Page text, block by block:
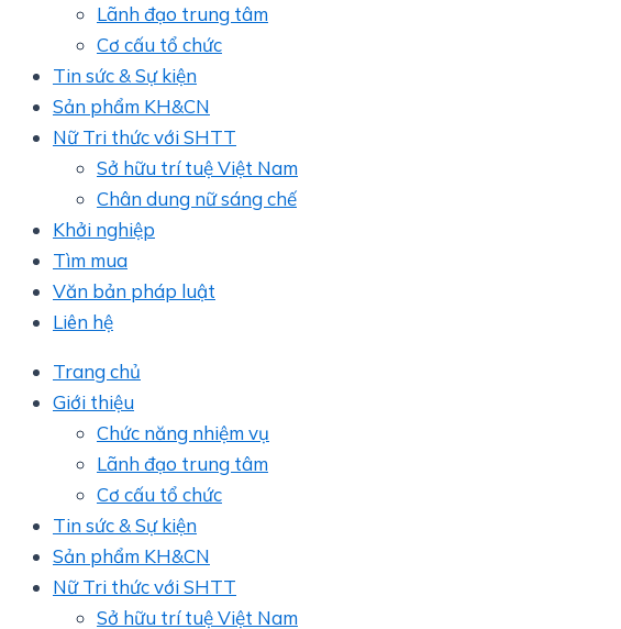
Lãnh đạo trung tâm
Cơ cấu tổ chức
Tin sức & Sự kiện
Sản phẩm KH&CN
Nữ Tri thức với SHTT
Sở hữu trí tuệ Việt Nam
Chân dung nữ sáng chế
Khởi nghiệp
Tìm mua
Văn bản pháp luật
Liên hệ
Trang chủ
Giới thiệu
Chức năng nhiệm vụ
Lãnh đạo trung tâm
Cơ cấu tổ chức
Tin sức & Sự kiện
Sản phẩm KH&CN
Nữ Tri thức với SHTT
Sở hữu trí tuệ Việt Nam